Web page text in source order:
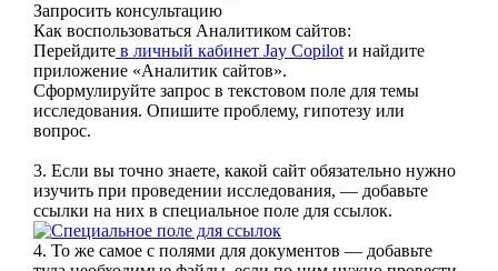
Запросить консультацию
Как воспользоваться Аналитиком сайтов:
Перейдите в личный кабинет Jay Copilot и найдите
приложение «Аналитик сайтов».
Сформулируйте запрос в текстовом поле для темы
исследования. Опишите проблему, гипотезу или
вопрос.
3. Если вы точно знаете, какой сайт обязательно нужно
изучить при проведении исследования, — добавьте
ссылки на них в специальное поле для ссылок.
4. То же самое с полями для документов — добавьте